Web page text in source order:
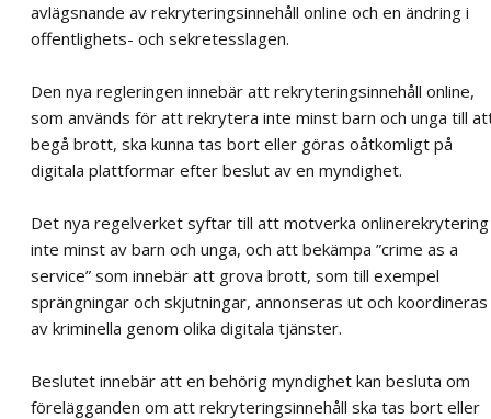
avlägsnande av rekryteringsinnehåll online och en ändring i
offentlighets- och sekretesslagen.
Den nya regleringen innebär att rekryteringsinnehåll online,
som används för att rekrytera inte minst barn och unga till
begå brott, ska kunna tas bort eller göras oåtkomligt på
digitala plattformar efter beslut av en myndighet.
Det nya regelverket syftar till att motverka onlinerekrytering
inte minst av barn och unga, och att bekämpa ”crime as a
service” som innebär att grova brott, som till exempel
sprängningar och skjutningar, annonseras ut och koordineras
av kriminella genom olika digitala tjänster.
Beslutet innebär att en behörig myndighet kan besluta om
förelägganden om att rekryteringsinnehåll ska tas bort eller